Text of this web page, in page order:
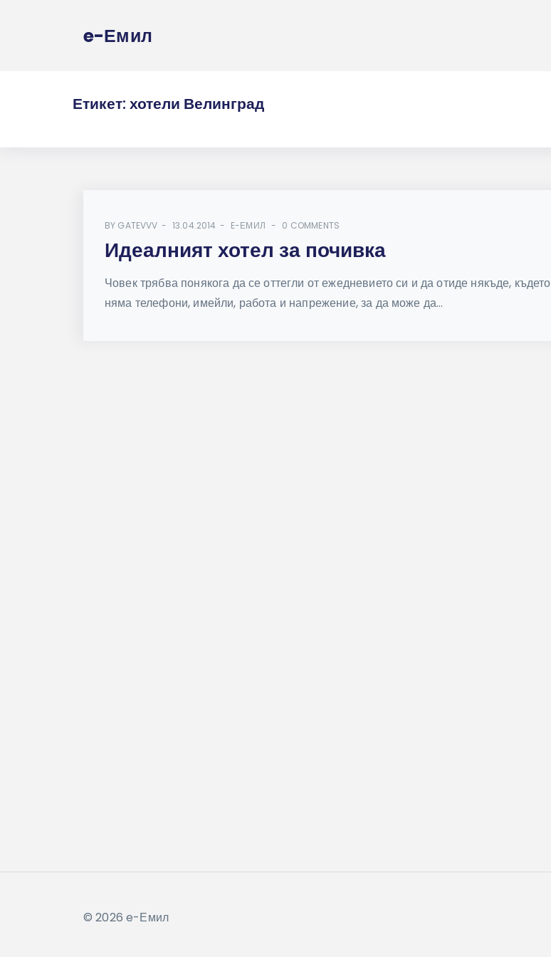
e-Емил
Етикет: хотели Велинград
BY GATEVVV 13.04.2014 E-ЕМИЛ 0 COMMENTS
Идеалният хотел за почивка
Човек трябва понякога да се оттегли от ежедневието си и да отиде някъде, където
няма телефони, имейли, работа и напрежение, за да може да...
© 2026 e-Емил